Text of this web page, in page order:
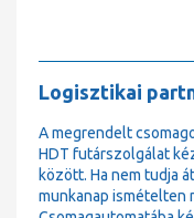
Logisztikai
A megrendelt
HDT futárszolgálat
között. Ha nem tudja
munkanap ismételten